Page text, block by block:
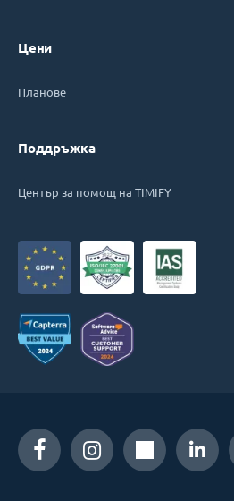
Цени
Планове
Поддръжка
Център за помощ на TIMIFY